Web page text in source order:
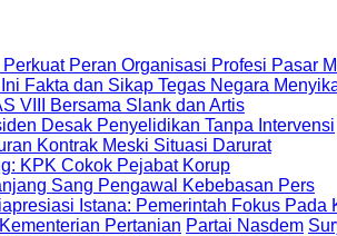
Peran Organisasi Profesi Pasar
Fakta dan Sikap Tegas Negara
VIII Bersama Slank dan Artis
Desak Penyelidikan Tanpa Intervensi
Kontrak Meski Situasi Darurat
KPK Cokok Pejabat Korup
Sang Pengawal Kebebasan Pers
Istana: Pemerintah Fokus Pada
Kementerian Pertanian Partai Nasdem